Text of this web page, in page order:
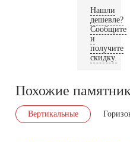
Нашли
дешевле?
Сообщите
и
получите
скидку.
Похожие
Вертикальные